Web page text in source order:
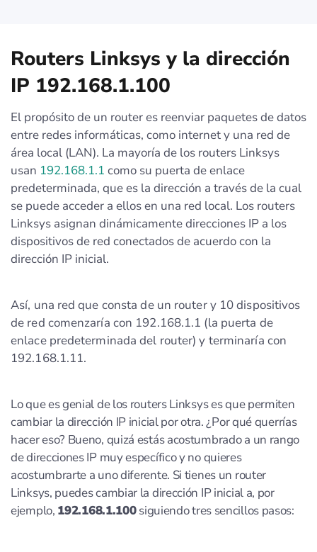
Routers Linksys y la dirección
IP 192.168.1.100
El propósito de un router es reenviar paquetes de datos
entre redes informáticas, como internet y una red de
área local (LAN). La mayoría de los routers Linksys
usan 192.168.1.1 como su puerta de enlace
predeterminada, que es la dirección a través de la cual
se puede acceder a ellos en una red local. Los routers
Linksys asignan dinámicamente direcciones IP a los
dispositivos de red conectados de acuerdo con la
dirección IP inicial.
Así, una red que consta de un router y 10 dispositivos
de red comenzaría con 192.168.1.1 (la puerta de
enlace predeterminada del router) y terminaría con
192.168.1.11.
Lo que es genial de los routers Linksys es que permiten
cambiar la dirección IP inicial por otra. ¿Por qué querrías
hacer eso? Bueno, quizá estás acostumbrado a un rango
de direcciones IP muy específico y no quieres
acostumbrarte a uno diferente. Si tienes un router
Linksys, puedes cambiar la dirección IP inicial a, por
ejemplo, 192.168.1.100siguiendo tres sencillos pasos: